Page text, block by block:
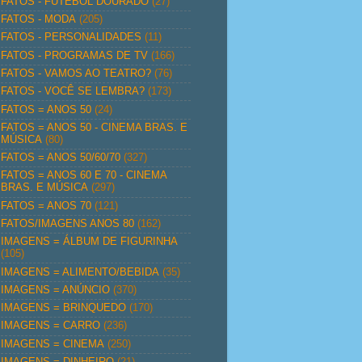
FATOS - MODA (205)
FATOS - PERSONALIDADES (11)
FATOS - PROGRAMAS DE TV (166)
FATOS - VAMOS AO TEATRO? (76)
FATOS - VOCÊ SE LEMBRA? (173)
FATOS = ANOS 50 (24)
FATOS = ANOS 50 - CINEMA BRAS. E
MÚSICA (80)
FATOS = ANOS 50/60/70 (327)
FATOS = ANOS 60 E 70 - CINEMA
BRAS. E MÚSICA (297)
FATOS = ANOS 70 (121)
FATOS/IMAGENS ANOS 80 (162)
IMAGENS = ÁLBUM DE FIGURINHA
(105)
IMAGENS = ALIMENTO/BEBIDA (35)
IMAGENS = ANÚNCIO (370)
IMAGENS = BRINQUEDO (170)
IMAGENS = CARRO (236)
IMAGENS = CINEMA (250)